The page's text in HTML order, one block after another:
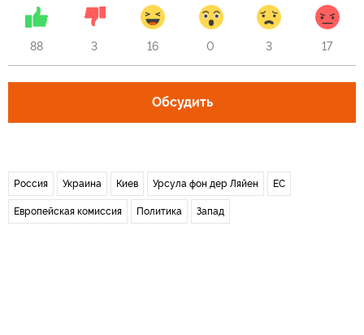
88 3 16 0 3 17
Обсудить
Россия Украина Киев Урсула фон дер Ляйен ЕС
Европейская комиссия Политика Запад